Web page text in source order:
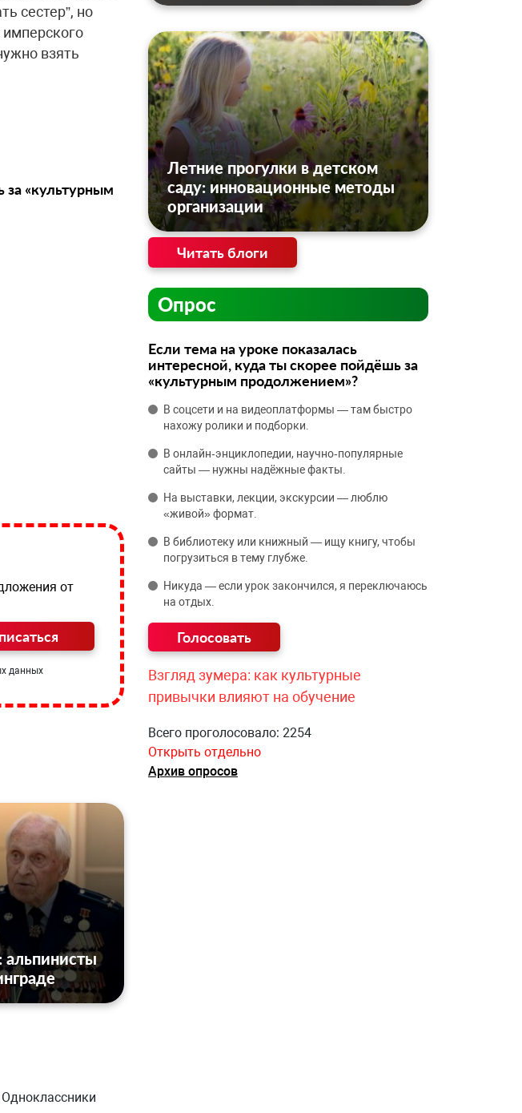
сестер”, но
взять
за «культурным
от
данных
альпинисты
Летние прогулки в детском
саду: инновационные методы
организации
Читать блоги
Опрос
Если тема на уроке показалась
интересной, куда ты скорее пойдёшь за
«культурным продолжением»?
В соцсети и на видеоплатформы — там быстро
нахожу ролики и подборки.
В онлайн‑энциклопедии, научно‑популярные
сайты — нужны надёжные факты.
На выставки, лекции, экскурсии — люблю
«живой» формат.
В библиотеку или книжный — ищу книгу, чтобы
погрузиться в тему глубже.
Никуда — если урок закончился, я переключаюсь
на отдых.
Взгляд зумера: как культурные
привычки влияют на обучение
Всего проголосовало: 2254
Открыть отдельно
Архив опросов